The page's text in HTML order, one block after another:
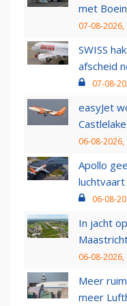
met
07-08-2026,
SWISS
afscheid
07-08-
easyJet
06-08-2026,
Apollo
luchtvaart
06-08-
In jacht
06-08-2026,
Meer
meer